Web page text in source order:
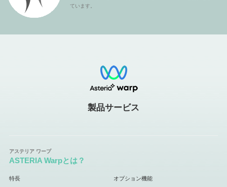
ています。
製品サービス
ASTERIA Warpとは？
特長 オプション機能